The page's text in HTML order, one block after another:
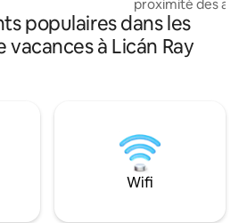
pour profiter
serviettes,
proximité des
telles que les
national
belvédère du volcan
Ray, vous
sportives telles
parapente, les
canopée, la
populaires dans les
vacances à Licán Ray
Wifi